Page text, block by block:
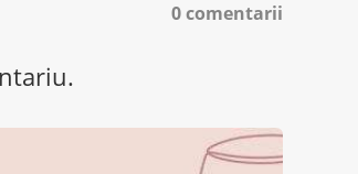
0 comentarii